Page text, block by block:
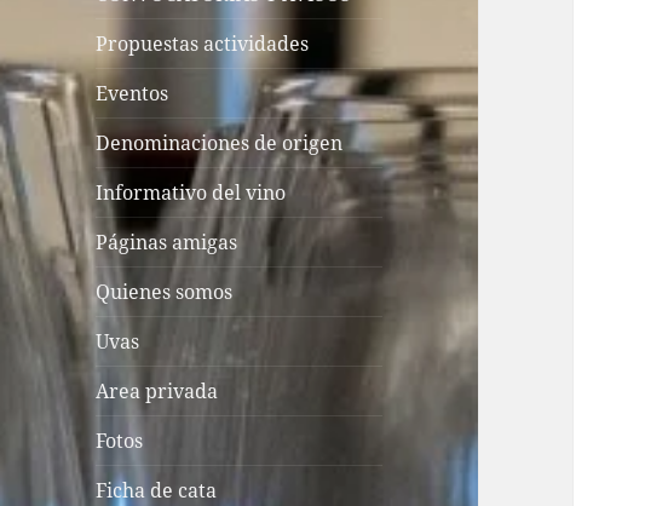
Propuestas actividades
Eventos
Denominaciones de origen
Informativo del vino
Páginas amigas
Quienes somos
Uvas
Area privada
Fotos
Ficha de cata